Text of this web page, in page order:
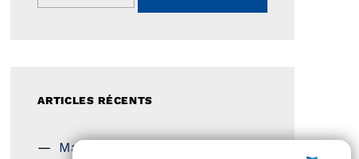
ARTICLES RÉCENTS
Magazine Tourisme Accessible